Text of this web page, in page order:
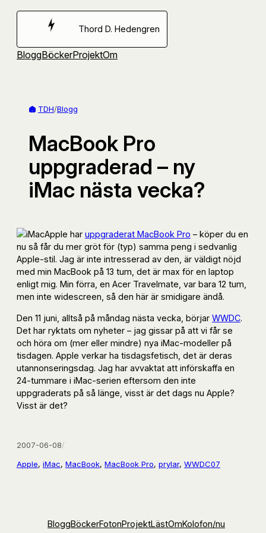
Hoppa
Thord D. Hedengren
BloggBöckerProjektOm
TDH/Blogg
MacBook Pro
uppgraderad – ny
iMac nästa vecka?
Apple har uppgraderat MacBook Pro – köper du en
nu så får du mer gröt för (typ) samma peng i sedvanlig
Apple-stil. Jag är inte intresserad av den, är väldigt nöjd
med min MacBook på 13 tum, det är max för en laptop
enligt mig. Min förra, en Acer Travelmate, var bara 12 tum,
men inte widescreen, så den här är smidigare ändå.
Den 11 juni, alltså på måndag nästa vecka, börjar WWDC.
Det har ryktats om nyheter – jag gissar på att vi får se
och höra om (mer eller mindre) nya iMac-modeller på
tisdagen. Apple verkar ha tisdagsfetisch, det är deras
utannonseringsdag. Jag har avvaktat att införskaffa en
24-tummare i iMac-serien eftersom den inte
uppgraderats på så länge, visst är det dags nu Apple?
Visst är det?
2007-06-08/
Apple, iMac, MacBook, MacBook Pro, prylar, WWDC07
BloggBöckerFotonProjektLästOmKolofon/nu